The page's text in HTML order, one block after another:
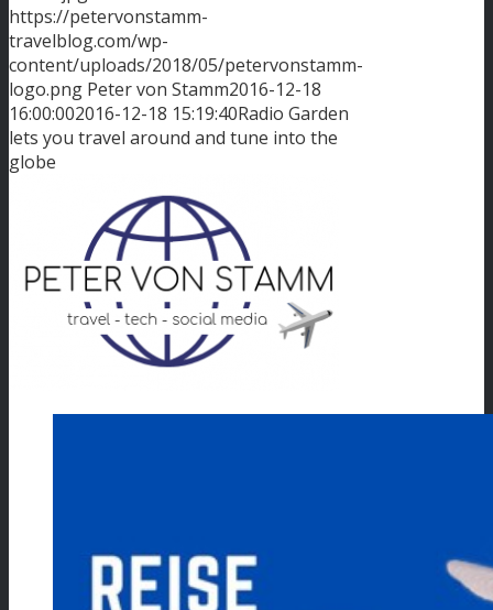
https://petervonstamm-
travelblog.com/wp-
content/uploads/2018/05/petervonstamm-
logo.png Peter von Stamm2016-12-18
16:00:002016-12-18 15:19:40Radio Garden
lets you travel around and tune into the
globe